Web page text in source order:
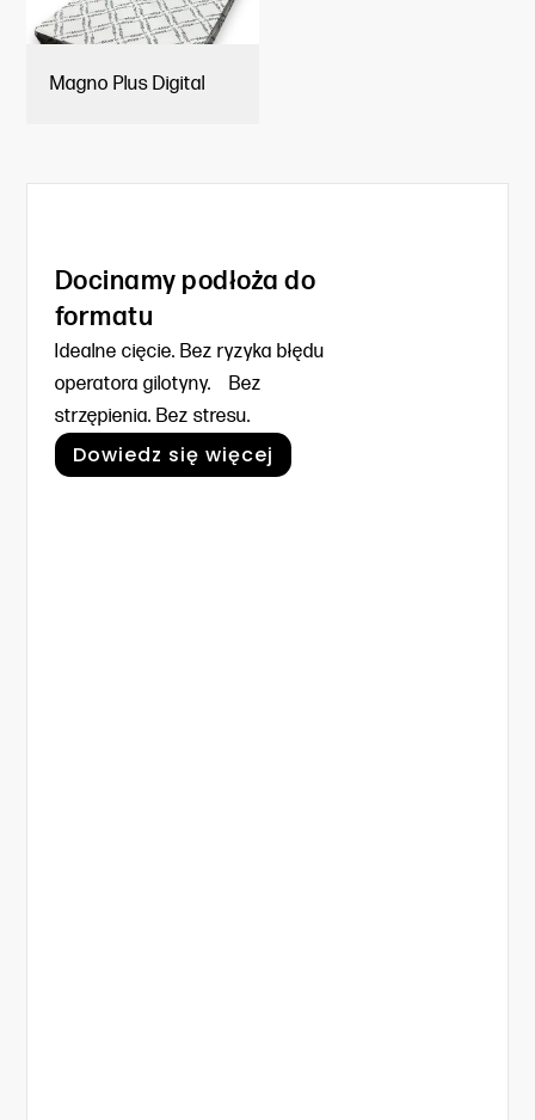
Magno Plus Digital
Docinamy podłoża do
formatu
Idealne cięcie. Bez ryzyka błędu
operatora gilotyny. Bez
strzępienia. Bez stresu.
Dowiedz się więcej